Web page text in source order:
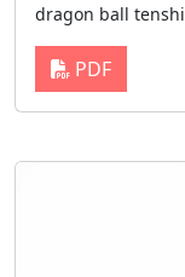
dragon ball
PDF